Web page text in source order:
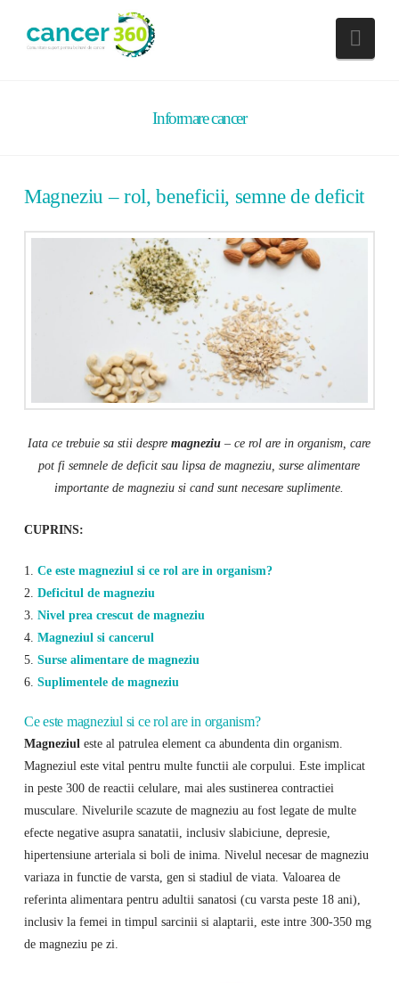
Informare cancer
Magneziu – rol, beneficii, semne de deficit
Iata ce trebuie sa stii despremagneziu – ce rol are in organism, care
pot fi semnele de deficit sau lipsa de magneziu, surse alimentare
importante de magneziu si cand sunt necesare suplimente.
CUPRINS:
1. Ce este magneziul si ce rol are in organism?
2. Deficitul de magneziu
3. Nivel prea crescut de magneziu
4. Magneziul si cancerul
5. Surse alimentare de magneziu
6. Suplimentele de magneziu
Ce este magneziul si ce rol are in organism?
Magneziul este al patrulea element ca abundenta din organism.
Magneziul este vital pentru multe functii ale corpului. Este implicat
in peste 300 de reactii celulare, mai ales sustinerea contractiei
musculare. Nivelurile scazute de magneziu au fost legate de multe
efecte negative asupra sanatatii, inclusiv slabiciune, depresie,
hipertensiune arteriala si boli de inima. Nivelul necesar de magneziu
variaza in functie de varsta, gen si stadiul de viata. Valoarea de
referinta alimentara pentru adultii sanatosi (cu varsta peste 18 ani),
inclusiv la femei in timpul sarcinii si alaptarii, este intre 300-350 mg
de magneziu pe zi.